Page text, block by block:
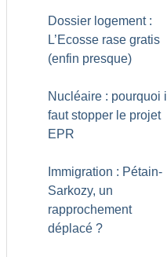
Dossier logement :
L’Ecosse rase gratis
(enfin presque)
Nucléaire : pourquoi il
faut stopper le projet
EPR
Immigration : Pétain-
Sarkozy, un
rapprochement
déplacé ?